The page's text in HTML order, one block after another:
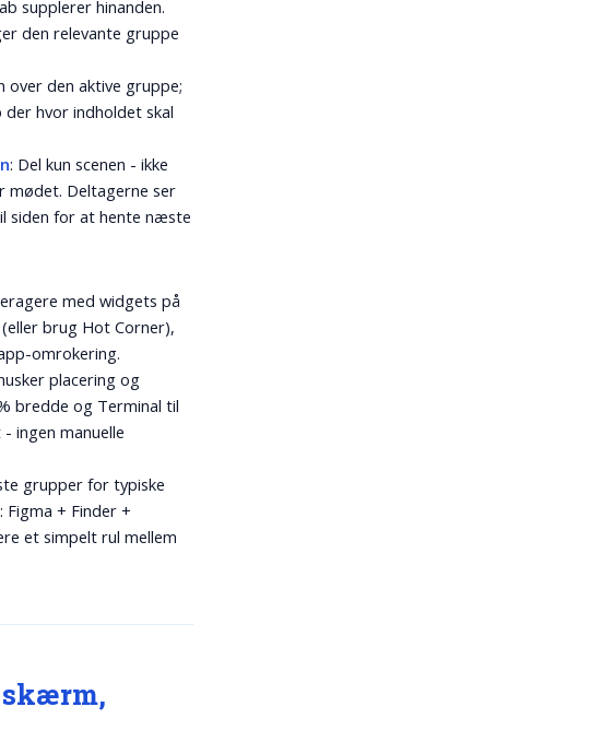
supplerer hinanden.
den relevante gruppe
den aktive gruppe;
der hvor indholdet skal
: Del kun scenen - ikke
mødet. Deltagerne ser
siden for at hente næste
med widgets på
brug Hot Corner),
omrokering.
placering og
bredde og Terminal til
ingen manuelle
grupper for typiske
Figma + Finder +
et simpelt rul mellem